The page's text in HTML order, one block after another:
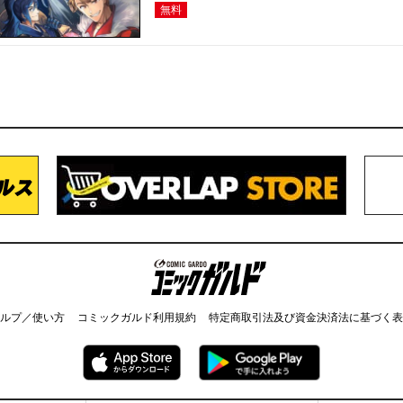
無料
コミックガルド
プ／使い方 コミックガルド利用規約 特定商取引法及び資金決済法に基づく